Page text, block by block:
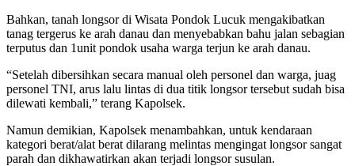
Bahkan, tanah longsor di Wisata Pondok Lucuk mengakibatkan
tanag tergerus ke arah danau dan menyebabkan bahu jalan sebagian
terputus dan 1unit pondok usaha warga terjun ke arah danau.
“Setelah dibersihkan secara manual oleh personel dan warga, juag
personel TNI, arus lalu lintas di dua titik longsor tersebut sudah bisa
dilewati kembali,” terang Kapolsek.
Namun demikian, Kapolsek menambahkan, untuk kendaraan
kategori berat/alat berat dilarang melintas mengingat longsor sangat
parah dan dikhawatirkan akan terjadi longsor susulan.